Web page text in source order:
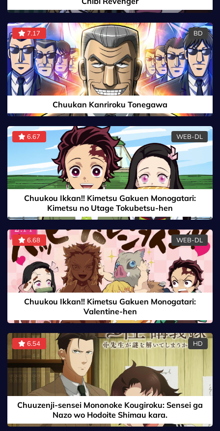
7.17 BD
Chuukan Kanriroku Tonegawa
6.67 WEB-DL
Chuukou Ikkan!! Kimetsu Gakuen Monogatari:
Kimetsu no Utage Tokubetsu-hen
6.68 WEB-DL
Chuukou Ikkan!! Kimetsu Gakuen Monogatari:
Valentine-hen
6.54 HD
Chuuzenji-sensei Mononoke Kougiroku: Sensei ga
Nazo wo Hodoite Shimau kara.